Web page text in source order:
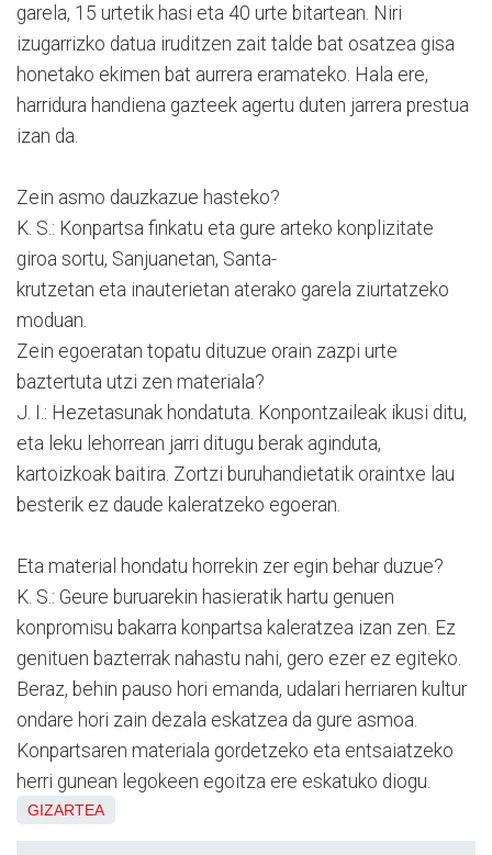
garela, 15 urtetik hasi eta 40 urte bitartean. Niri
izugarrizko datua iruditzen zait talde bat osatzea gisa
honetako ekimen bat aurrera eramateko. Hala ere,
harridura handiena gazteek agertu duten jarrera prestua
izan da.
Zein asmo dauzkazue hasteko?
K. S.: Konpartsa finkatu eta gure arteko konplizitate
giroa sortu, Sanjuanetan, Santa-
krutzetan eta inauterietan aterako garela ziurtatzeko
moduan.
Zein egoeratan topatu dituzue orain zazpi urte
baztertuta utzi zen materiala?
J. I.: Hezetasunak hondatuta. Konpontzaileak ikusi ditu,
eta leku lehorrean jarri ditugu berak aginduta,
kartoizkoak baitira. Zortzi buruhandietatik oraintxe lau
besterik ez daude kaleratzeko egoeran.
Eta material hondatu horrekin zer egin behar duzue?
K. S.: Geure buruarekin hasieratik hartu genuen
konpromisu bakarra konpartsa kaleratzea izan zen. Ez
genituen bazterrak nahastu nahi, gero ezer ez egiteko.
Beraz, behin pauso hori emanda, udalari herriaren kultur
ondare hori zain dezala eskatzea da gure asmoa.
Konpartsaren materiala gordetzeko eta entsaiatzeko
herri gunean legokeen egoitza ere eskatuko diogu.
GIZARTEA